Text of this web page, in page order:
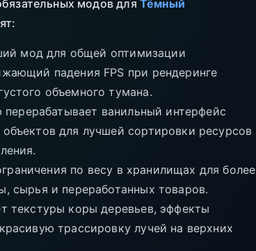
модов для Тёмный
мод для общей оптимизации
падения FPS при рендеринге
объемного тумана.
ванильный интерфейс
для лучшей сортировки ресурсов
по весу в хранилищах для более
сырья и переработанных товаров.
текстуры коры деревьев, эффекты
трассировку лучей на верхних